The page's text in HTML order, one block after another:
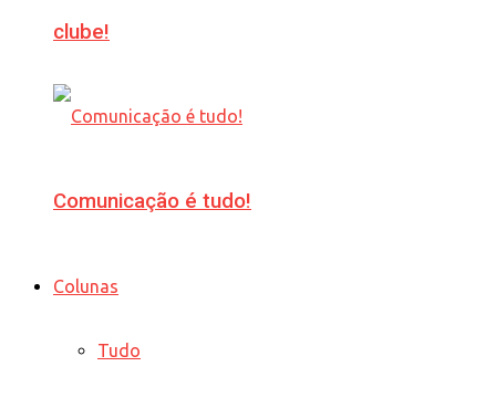
clube!
Comunicação é tudo!
Colunas
Tudo